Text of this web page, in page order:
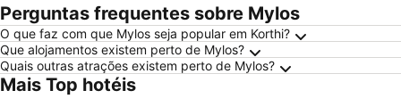
Perguntas frequentes sobre Mylos
O que faz com que Mylos seja popular em Korthi?
Que alojamentos existem perto de Mylos?
Quais outras atrações existem perto de Mylos?
Mais Top hotéis